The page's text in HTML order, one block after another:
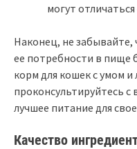
могут
Наконец, не забывайте,
ее потребности в пище
корм для кошек с умом и
проконсультируйтесь
лучшее питание для
Качество